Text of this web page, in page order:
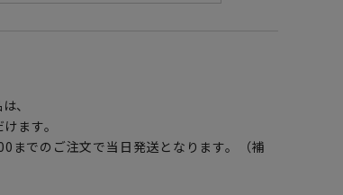
、
ます。
までのご注文で当日発送となります。（補